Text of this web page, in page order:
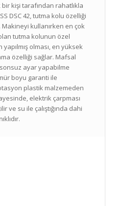
kişi tarafından rahatlıkla
DSC 42, tutma kolu özelliği
kullanırken en çok
tutma kolunun özel
olması, en yüksek
özelliği sağlar. Mafsal
ayar yapabilme
boyu garanti ile
plastik malzemeden
elektrik çarpması
ve su ile çalıştığında dahi